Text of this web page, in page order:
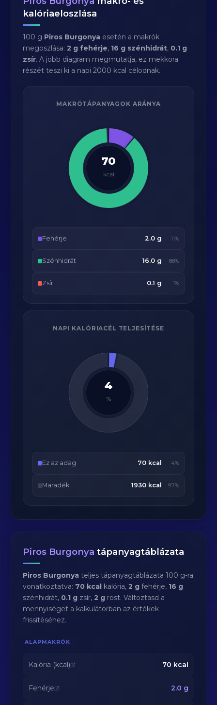
kalóriaeloszlása
100 g Piros Burgonya esetén a makrók
megoszlása:2 g fehérje, 16 g szénhidrát, 0.1 g
zsír. A jobb diagram megmutatja, ez mekkora
részét teszi ki a napi 2000 kcal célodnak.
MAKRÓTÁPANYAGOK ARÁNYA
70
kcal
Fehérje 2.0 g 11%
Szénhidrát 16.0 g 88%
Zsír 0.1 g 1%
NAPI KALÓRIACÉL TELJESÍTÉSE
4
%
Ez az adag 70 kcal 4%
Maradék 1930 kcal 97%
Piros Burgonya tápanyagtáblázata
Piros Burgonya teljes tápanyagtáblázata 100 g-ra
vonatkoztatva: 70 kcal kalória,2 g fehérje, 16 g
szénhidrát, 0.1 g zsír,2 g rost. Változtasd a
mennyiséget a kalkulátorban az értékek
frissítéséhez.
ALAPMAKRÓK
Kalória (kcal) 70 kcal
Fehérje 2.0 g